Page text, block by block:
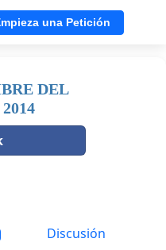
una Petición
DEL
Discusión